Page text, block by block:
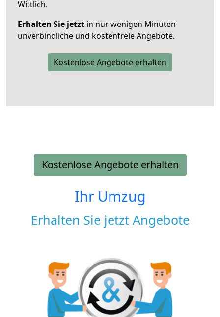
Wittlich.
Erhalten Sie jetzt in nur wenigen Minuten
unverbindliche und kostenfreie Angebote.
Kostenlose Angebote erhalten
Kostenlose Angebote erhalten
Ihr Umzug
Erhalten Sie jetzt Angebote